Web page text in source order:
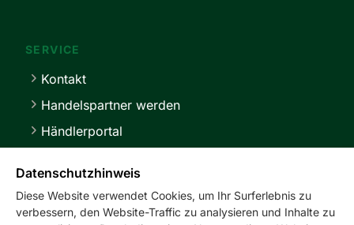
SERVICE
Kontakt
Handelspartner werden
Händlerportal
Datenschutzhinweis
Diese Website verwendet Cookies, um Ihr Surferlebnis zu
verbessern, den Website-Traffic zu analysieren und Inhalte zu